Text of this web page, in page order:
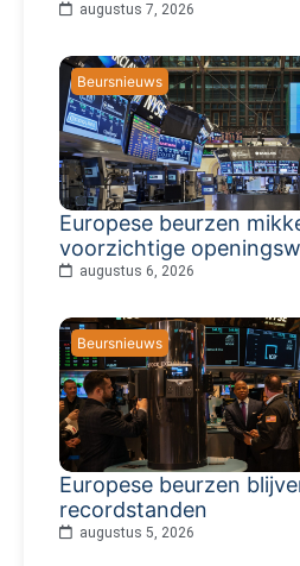
augustus 7, 2026
Beursnieuws
Europese beurzen
voorzichtige
augustus 6, 2026
Beursnieuws
Europese beurzen
recordstanden
augustus 5, 2026